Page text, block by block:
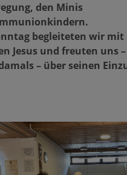
den Minis
begleiteten wir mit
Jesus und freuten uns
– über seinen